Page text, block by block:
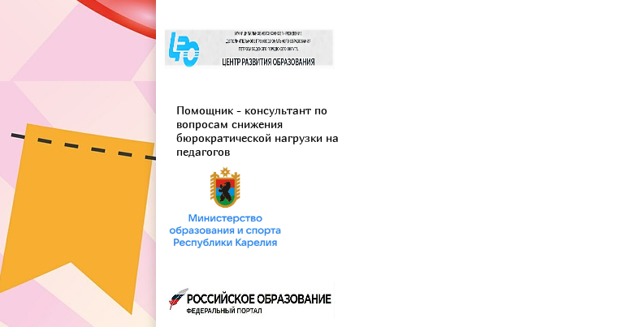
Помощник - консультант по
вопросам снижения
бюрократической нагрузки на
педагогов